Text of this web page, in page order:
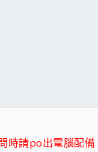
時請po出電腦配備